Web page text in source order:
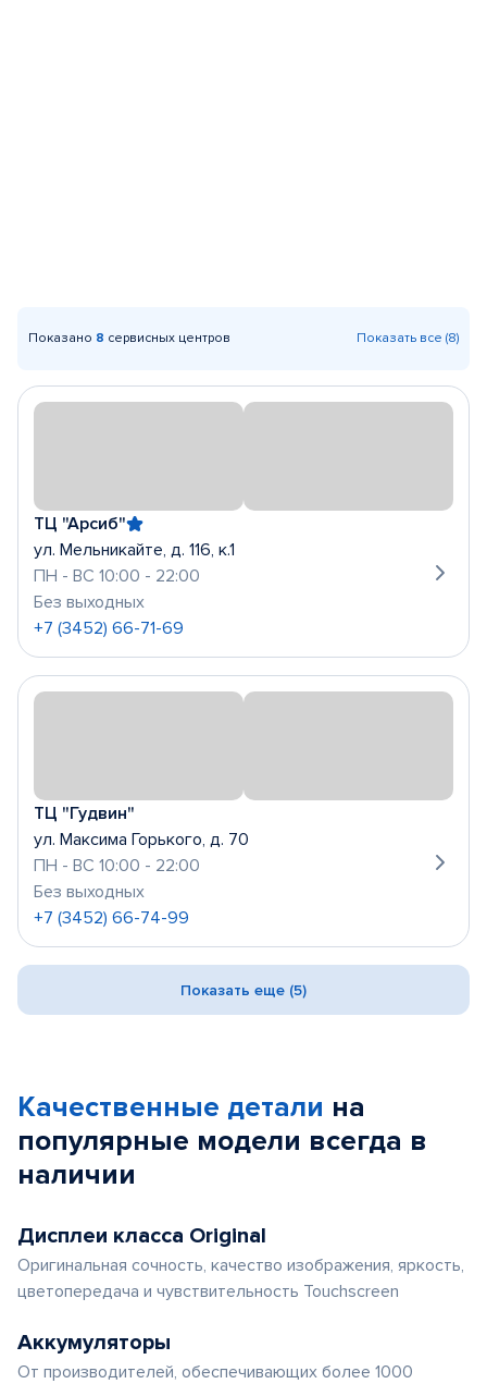
Показано 8 сервисных центров Показать все (8)
ТЦ "Арсиб"
ул. Мельникайте, д. 116, к.1
ПН - ВС 10:00 - 22:00
Без выходных
+7 (3452) 66-71-69
ТЦ "Гудвин"
ул. Максима Горького, д. 70
ПН - ВС 10:00 - 22:00
Без выходных
+7 (3452) 66-74-99
Показать еще (5)
Качественные детали на
популярные модели всегда в
наличии
Дисплеи класса Original
Оригинальная сочность, качество изображения, яркость,
цветопередача и чувствительность Touchscreen
Аккумуляторы
От производителей, обеспечивающих более 1000